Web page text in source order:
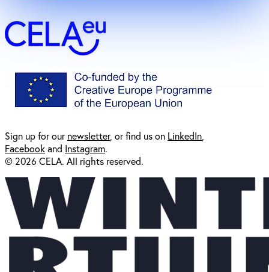
Sign up for ournewsletter, or find us on LinkedIn
Facebookand Instagram.
© 2026 CELA. All rights reserved.